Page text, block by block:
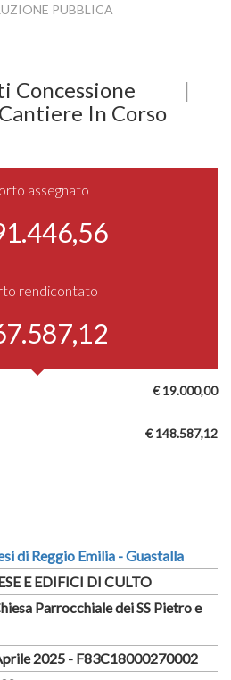
PUBBLICA
Concessione
|
Cantiere In Corso
assegnato
rendicontato
€ 19.000,00
€ 148.587,12
di Reggio Emilia - Guastalla
E EDIFICI DI CULTO
Parrocchiale dei SS Pietro e
2025 - F83C18000270002